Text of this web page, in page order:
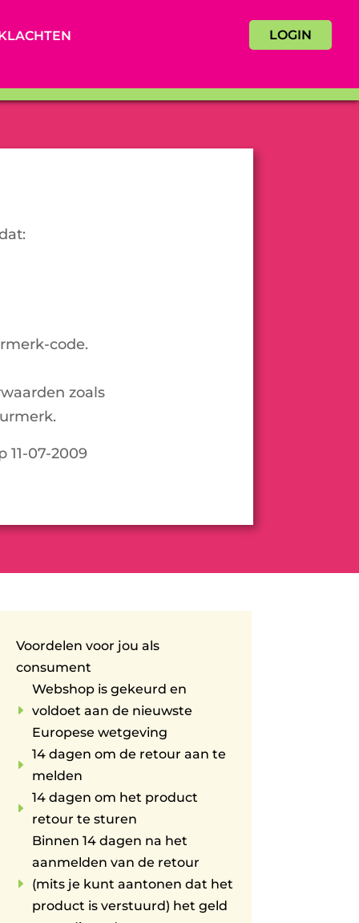
LOGIN
code.
zoals
11-07-2009
Voordelen voor jou als
consument
E
Webshop is gekeurd en
voldoet aan de nieuwste
Europese wetgeving
E
14 dagen om de retour aan te
melden
E
14 dagen om het product
retour te sturen
E
Binnen 14 dagen na het
aanmelden van de retour
(mits je kunt aantonen dat het
product is verstuurd) het geld